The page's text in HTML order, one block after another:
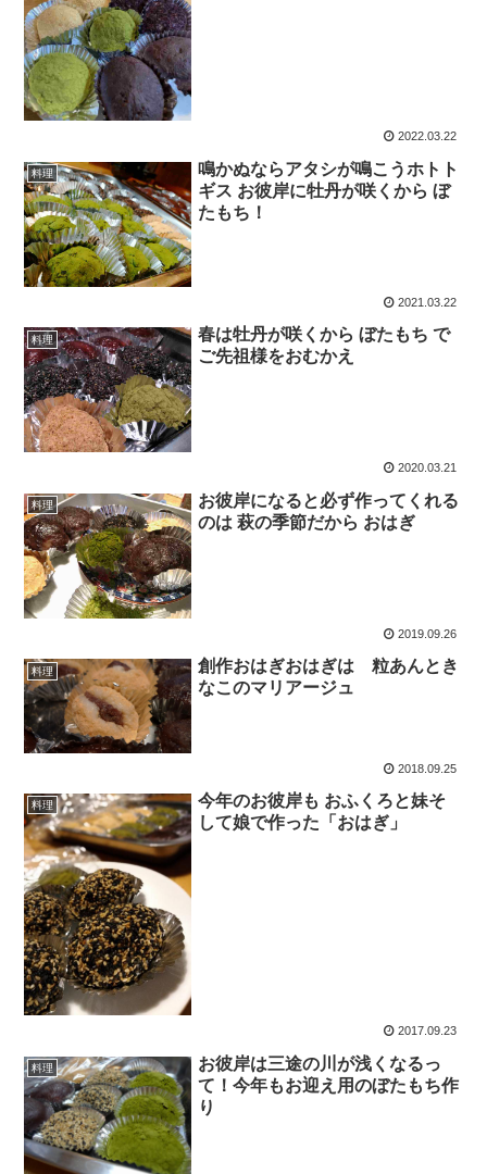
2022.03.22
料理
鳴かぬならアタシが鳴こうホトト
ギス お彼岸に牡丹が咲くから ぼ
たもち！
2021.03.22
料理
春は牡丹が咲くから ぼたもち で
ご先祖様をおむかえ
2020.03.21
料理
お彼岸になると必ず作ってくれる
のは 萩の季節だから おはぎ
2019.09.26
料理
創作おはぎおはぎは 粒あんとき
なこのマリアージュ
2018.09.25
料理
今年のお彼岸も おふくろと妹そ
して娘で作った「おはぎ」
2017.09.23
料理
お彼岸は三途の川が浅くなるっ
て！今年もお迎え用のぼたもち作
り